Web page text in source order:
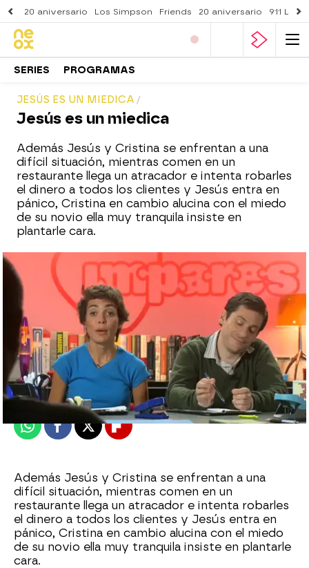
20 aniversario Los Simpson Friends 20 aniversario 911
SERIES PROGRAMAS
JESÚS ES UN MIEDICA
Jesús es un miedica
Además Jesús y Cristina se enfrentan a una
difícil situación, mientras comen en un
restaurante llega un atracador e intenta robarles
el dinero a todos los clientes y Jesús entra en
pánico, Cristina en cambio alucina con el miedo
de su novio ella muy tranquila insiste en
plantarle cara.
neox
Publicado:14 de diciembre de 2010, 17:51
WhatsappFacebook
X Flipboard
Además Jesús y Cristina se enfrentan a una
difícil situación, mientras comen en un
restaurante llega un atracador e intenta robarles
el dinero a todos los clientes y Jesús entra en
pánico, Cristina en cambio alucina con el miedo
de su novio ella muy tranquila insiste en plantarle
cara.